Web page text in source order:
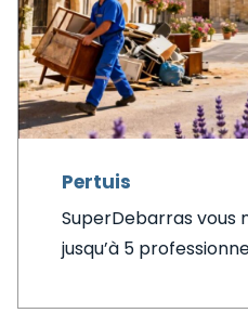
Pertuis
SuperDebarras vous
jusqu’à 5